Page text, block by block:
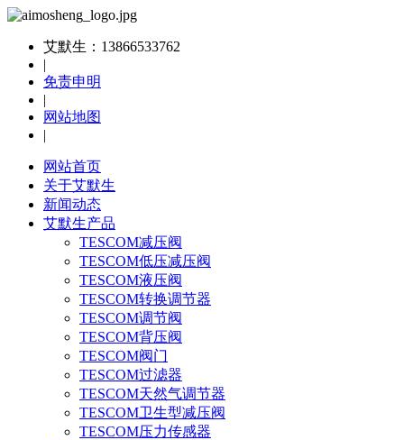
艾默生：13866533762
|
免责申明
|
网站地图
|
网站首页
关于艾默生
新闻动态
艾默生产品
TESCOM减压阀
TESCOM低压减压阀
TESCOM液压阀
TESCOM转换调节器
TESCOM调节阀
TESCOM背压阀
TESCOM阀门
TESCOM过滤器
TESCOM天然气调节器
TESCOM卫生型减压阀
TESCOM压力传感器